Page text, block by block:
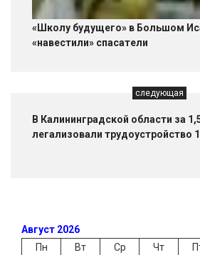
«Школу будущего» в Большом
«навестили» спасатели
следующая
В Калининградской области за
легализовали трудоустройство
Август 2026
Пн
Вт Ср Чт